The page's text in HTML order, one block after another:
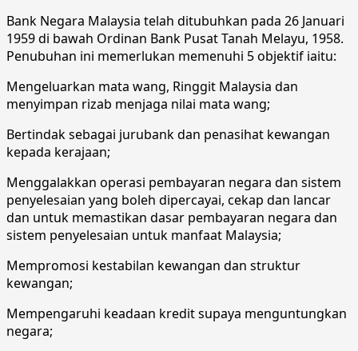
Bank Negara Malaysia telah ditubuhkan pada 26 Januari
1959 di bawah Ordinan Bank Pusat Tanah Melayu, 1958.
Penubuhan ini memerlukan memenuhi 5 objektif iaitu:
Mengeluarkan mata wang, Ringgit Malaysia dan
menyimpan rizab menjaga nilai mata wang;
Bertindak sebagai jurubank dan penasihat kewangan
kepada kerajaan;
Menggalakkan operasi pembayaran negara dan sistem
penyelesaian yang boleh dipercayai, cekap dan lancar
dan untuk memastikan dasar pembayaran negara dan
sistem penyelesaian untuk manfaat Malaysia;
Mempromosi kestabilan kewangan dan struktur
kewangan;
Mempengaruhi keadaan kredit supaya menguntungkan
negara;